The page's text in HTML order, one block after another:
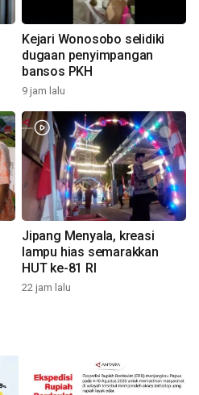
Kejari Wonosobo selidiki
dugaan penyimpangan
bansos PKH
9 jam lalu
Jipang Menyala, kreasi
lampu hias semarakkan
HUT ke-81 RI
22 jam lalu